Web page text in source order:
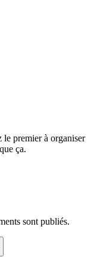
premier à organiser
ça.
sont publiés.